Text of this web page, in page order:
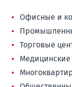
Офисные и
Торговые